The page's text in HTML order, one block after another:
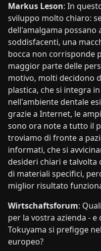
Markus Leson: In
sviluppo molto chiaro:
dell'amalgama possano
soddisfacenti, una
bocca non corrisponde
maggior parte delle
motivo, molti decidono
plastica, che si integra
nell'ambiente dentale
grazie a Internet, le
sono ora note a tutto il
troviamo di fronte a
informati, che si
desideri chiari e talvolta
di materiali specifici,
miglior risultato
Wirtschaftsforum:
per la vostra azienda -
Tokuyama si prefigge
europeo?